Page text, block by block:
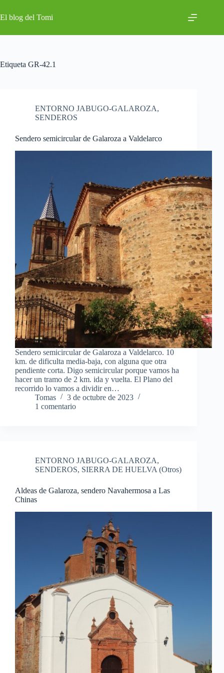
al
contenido
El blog del Tomi
Etiqueta GR-42.1
ENTORNO JABUGO-GALAROZA,
SENDEROS
Sendero semicircular de Galaroza a Valdelarco
Sendero semicircular de Galaroza a Valdelarco. 10
km. de dificulta media-baja, con alguna que otra
pendiente corta. Digo semicircular porque vamos ha
hacer un tramo de 2 km. ida y vuelta. El Plano del
recorrido lo vamos a dividir en…
Tomas
3 de octubre de 2023
1 comentario
ENTORNO JABUGO-GALAROZA,
SENDEROS, SIERRA DE HUELVA (Otros)
Aldeas de Galaroza, sendero Navahermosa a Las
Chinas